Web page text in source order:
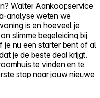
Walter Aankoopservice
analyse weten we
is en hoeveel je
slimme begeleiding bij
je nu een starter bent of al
je de beste deal krijgt.
te vinden en te
stap naar jouw nieuwe